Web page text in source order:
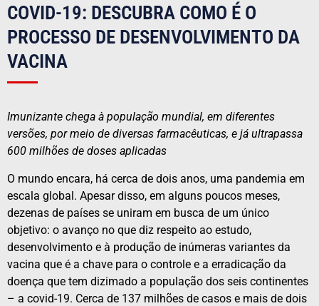
COVID-19: DESCUBRA COMO É O
PROCESSO DE DESENVOLVIMENTO DA
VACINA
Imunizante chega à população mundial, em diferentes
versões, por meio de diversas farmacêuticas, e já ultrapassa
600 milhões de doses aplicadas
O mundo encara, há cerca de dois anos, uma pandemia em
escala global. Apesar disso, em alguns poucos meses,
dezenas de países se uniram em busca de um único
objetivo: o avanço no que diz respeito ao estudo,
desenvolvimento e à produção de inúmeras variantes da
vacina que é a chave para o controle e a erradicação da
doença que tem dizimado a população dos seis continentes
– a covid-19. Cerca de 137 milhões de casos e mais de dois